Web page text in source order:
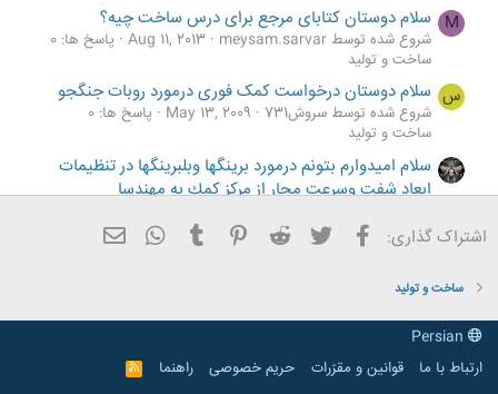
M سلام دوستان کتابای مرجع برای درس ساخت چیه؟
شروع شده توسط meysam.sarvar Aug 11, 2013 پاسخ ها: 0
ساخت و تولید
س سلام دوستان درخواست کمک فوری درمورد روبات جنگجو
شروع شده توسط سروش731 May 13, 2009
پاسخ ها: 0
ساخت و تولید
سلام اميدوارم بتونم درمورد برينگها وبلبرينگها در تنظيمات
ابعاد شفت وسرعت محار از مركز كمك به مهندسا
ساخت و تولید
ابعاد شفت وسرعت محار از مركز كمك به مهندسا
ساخت و تولید
اشتراک گذاری: فیسبوک تویتر Reddit
Pinterest
Tumblr
WhatsApp
ساخت و تولید
ارتباط با ما
قوانین و مقرّرات حریم خصوصی راهنما
R
S